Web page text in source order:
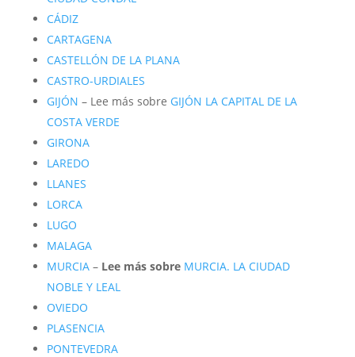
CÁDIZ
CARTAGENA
CASTELLÓN DE LA PLANA
CASTRO-URDIALES
GIJÓN – Lee más sobre GIJÓN LA CAPITAL DE LA
COSTA VERDE
GIRONA
LAREDO
LLANES
LORCA
LUGO
MALAGA
MURCIA– Lee más sobre MURCIA. LA CIUDAD
NOBLE Y LEAL
OVIEDO
PLASENCIA
PONTEVEDRA